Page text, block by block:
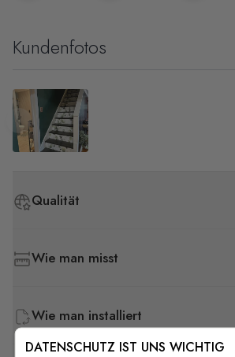
Qualität
Wie man misst
Wie man installiert
Kundenfotos
DATENSCHUTZ IST UNS WICHTIG